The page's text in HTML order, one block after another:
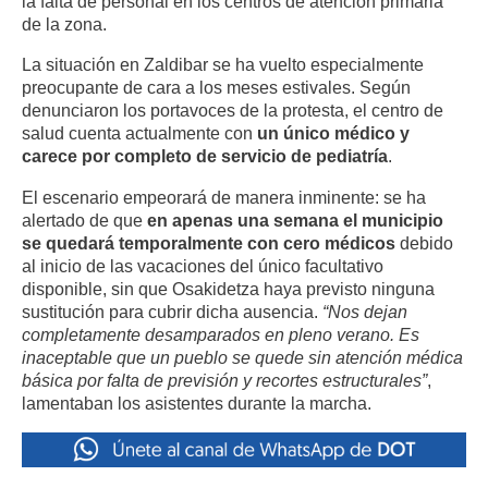
de la zona.
La situación en Zaldibar se ha vuelto especialmente
preocupante de cara a los meses estivales. Según
denunciaron los portavoces de la protesta, el centro de
salud cuenta actualmente con un único médico y
carece por completo de servicio de pediatría.
El escenario empeorará de manera inminente: se ha
alertado de que en apenas una semana el municipio
se quedará temporalmente con cero médicos debido
al inicio de las vacaciones del único facultativo
disponible, sin que Osakidetza haya previsto ninguna
sustitución para cubrir dicha ausencia. “Nos dejan
completamente desamparados en pleno verano. Es
inaceptable que un pueblo se quede sin atención médica
básica por falta de previsión y recortes estructurales”,
lamentaban los asistentes durante la marcha.